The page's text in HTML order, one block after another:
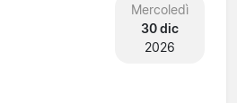
Mercoledì
30 dic
2026